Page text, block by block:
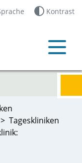
Kontrast
Tageskliniken